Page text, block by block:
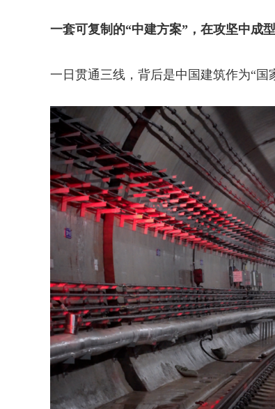
一套可复制的“中建方案”，在攻坚中成型
一日贯通三线，背后是中国建筑作为“国